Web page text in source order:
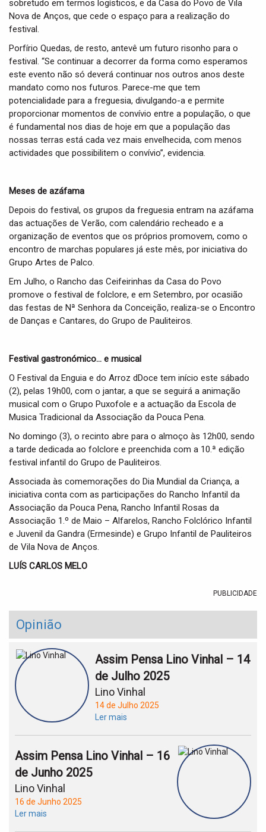
sobretudo em termos logísticos, e da Casa do Povo de Vila
Nova de Anços, que cede o espaço para a realização do
festival.
Porfírio Quedas, de resto, antevê um futuro risonho para o
festival. “Se continuar a decorrer da forma como esperamos
este evento não só deverá continuar nos outros anos deste
mandato como nos futuros. Parece-me que tem
potencialidade para a freguesia, divulgando-a e permite
proporcionar momentos de convívio entre a população, o que
é fundamental nos dias de hoje em que a população das
nossas terras está cada vez mais envelhecida, com menos
actividades que possibilitem o convívio”, evidencia.
Meses de azáfama
Depois do festival, os grupos da freguesia entram na azáfama
das actuações de Verão, com calendário recheado e a
organização de eventos que os próprios promovem, como o
encontro de marchas populares já este mês, por iniciativa do
Grupo Artes de Palco.
Em Julho, o Rancho das Ceifeirinhas da Casa do Povo
promove o festival de folclore, e em Setembro, por ocasião
das festas de Nª Senhora da Conceição, realiza-se o Encontro
de Danças e Cantares, do Grupo de Pauliteiros.
Festival gastronómico… e musical
O Festival da Enguia e do Arroz dDoce tem início este sábado
(2), pelas 19h00, com o jantar, a que se seguirá a animação
musical com o Grupo Puxofole e a actuação da Escola de
Musica Tradicional da Associação da Pouca Pena.
No domingo (3), o recinto abre para o almoço às 12h00, sendo
a tarde dedicada ao folclore e preenchida com a 10.ª edição
festival infantil do Grupo de Pauliteiros.
Associada às comemorações do Dia Mundial da Criança, a
iniciativa conta com as participações do Rancho Infantil da
Associação da Pouca Pena, Rancho Infantil Rosas da
Associação 1.º de Maio – Alfarelos, Rancho Folclórico Infantil
e Juvenil da Gandra (Ermesinde) e Grupo Infantil de Pauliteiros
de Vila Nova de Anços.
LUÍS CARLOS MELO
PUBLICIDADE
Opinião
Assim Pensa Lino Vinhal – 14
de Julho 2025
Lino Vinhal
14 de Julho 2025
Ler mais
Assim Pensa Lino Vinhal – 16
de Junho 2025
Lino Vinhal
16 de Junho 2025
Ler mais